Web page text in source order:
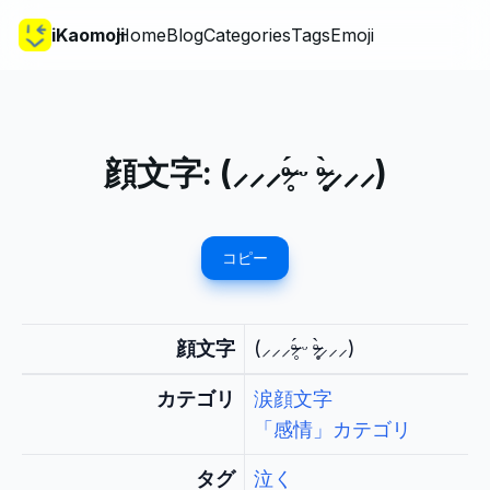
iKaomojiHomeBlogCategoriesTagsEmoji
顔文字: (⸝⸝⸝ᵒ̴̶̷̥́ ᵕ ᵒ̴̶̷̣̥̀⸝⸝⸝)
コピー
顔文字 (⸝⸝⸝ᵒ̴̶̷̥́ ᵕ ᵒ̴̶̷̣̥̀⸝⸝⸝)
カテゴリ
涙顔文字
「感情」カテゴリ
タグ 泣く